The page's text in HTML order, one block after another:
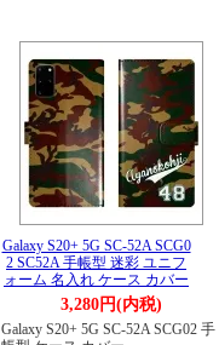
Galaxy S20+ 5G SC-52A SCG0
2 SC52A 手帳型 迷彩 ユニフ
ォーム 名入れ ケース カバー
3,280円(内税)
Galaxy S20+ 5G SC-52A SCG02 手